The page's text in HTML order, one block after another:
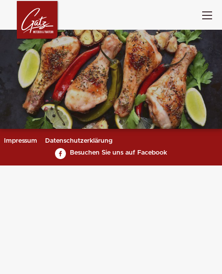
Impressum
Datenschutzerklärung
Besuchen Sie uns auf Facebook